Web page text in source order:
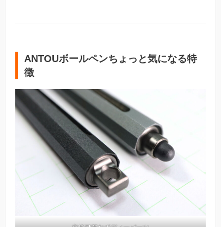
ANTOUボールペンちょっと気になる特
徴